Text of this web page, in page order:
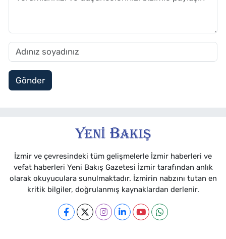
Gönder
İzmir ve çevresindeki tüm gelişmelerle İzmir haberleri ve
vefat haberleri Yeni Bakış Gazetesi İzmir tarafından anlık
olarak okuyuculara sunulmaktadır. İzmirin nabzını tutan en
kritik bilgiler, doğrulanmış kaynaklardan derlenir.